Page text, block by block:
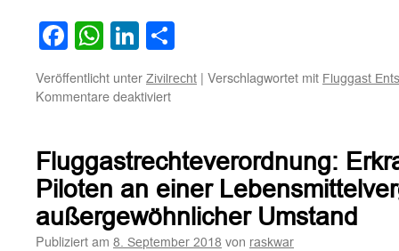
Facebook
WhatsApp
LinkedIn
Veröffentlicht unter Zivilrecht | Verschlagwortet mit Fluggast
Kommentare deaktiviertfür
wegen
verpassten
Fluges
durch
lange
Warteschlange
Fluggastrechteverordnung:
Piloten an einer
außergewöhnlicher Umstand
Publiziert am 8. September 2018 von raskwar